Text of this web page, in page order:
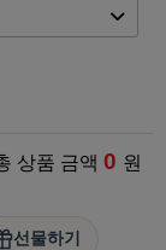
상품 금액 0 원
선물하기